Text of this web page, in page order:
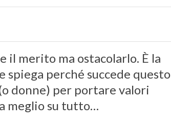
il merito ma ostacolarlo. È la
spiega perché succede questo
donne) per portare valori
meglio su tutto…